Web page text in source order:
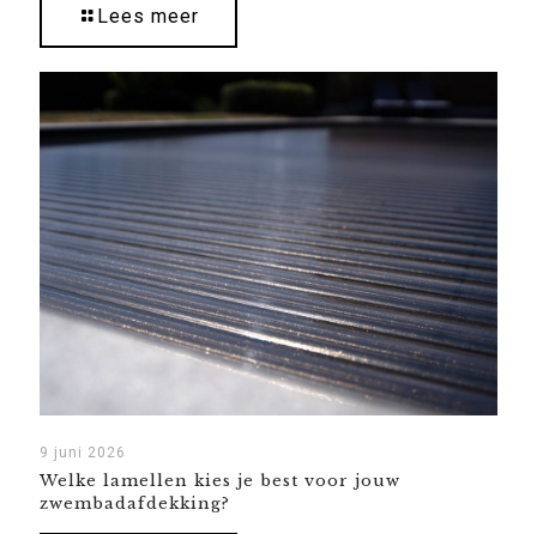
Lees meer
9 juni 2026
Welke lamellen kies je best voor jouw
zwembadafdekking?